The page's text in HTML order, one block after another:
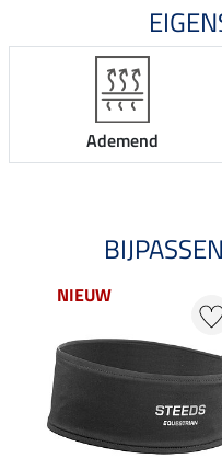
Ademend
NIEUW